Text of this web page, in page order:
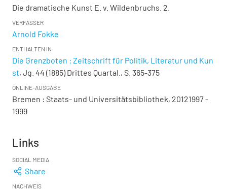
Die dramatische Kunst E. v. Wildenbruchs. 2.
VERFASSER
Arnold Fokke
ENTHALTEN IN
Die Grenzboten : Zeitschrift für Politik, Literatur und Kun
st, Jg. 44 (1885) Drittes Quartal., S. 365-375
ONLINE-AUSGABE
Bremen : Staats- und Universitätsbibliothek, 20121997 -
1999
Links
SOCIAL MEDIA
Share
NACHWEIS